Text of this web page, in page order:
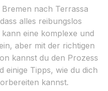
nach Terrassa
alles reibungslos
eine komplexe und
aber mit der richtigen
kannst du den Prozess
einige Tipps, wie du dich
kannst.